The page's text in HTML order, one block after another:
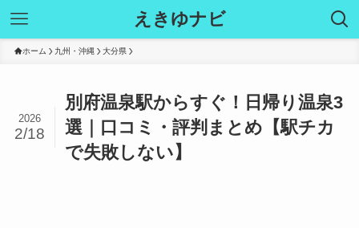
えきゆナビ
ホーム 九州・沖縄 大分県
別府温泉駅からすぐ！日帰り温泉3
選｜口コミ・評判まとめ【駅チカ
で失敗しない】
2026
2/18